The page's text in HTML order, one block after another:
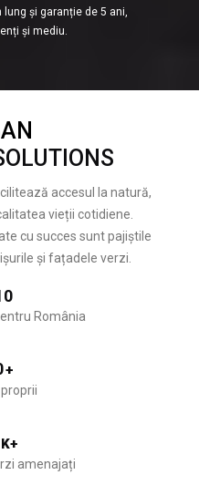
și garanție de 5 ani,
și mediu.
accesul la natură,
vieții cotidiene.
cu succes sunt pajiștile
și fațadele verzi.
România
+
K+
amenajați